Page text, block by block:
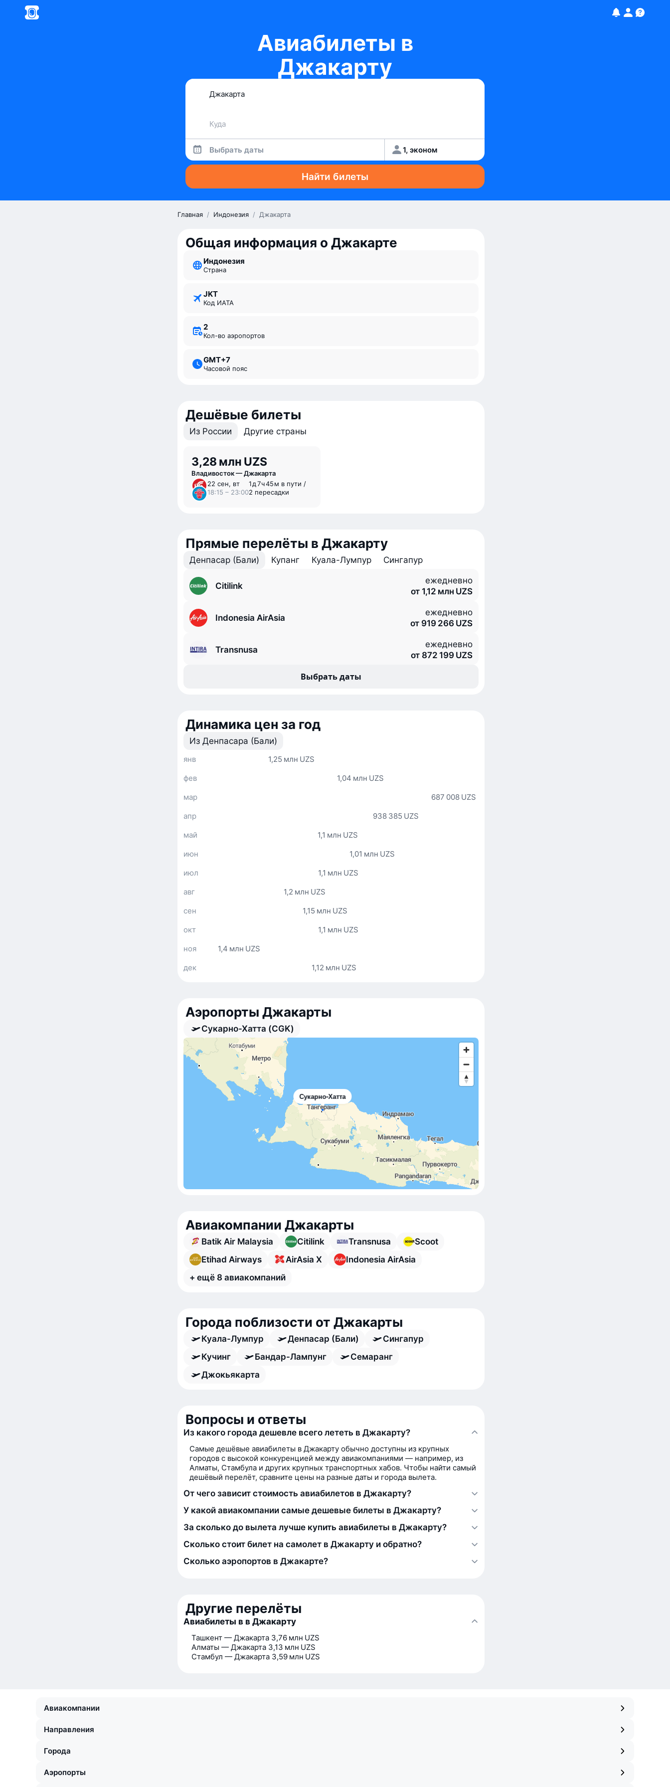
Авиабилеты в
Джакарту
Выбрать даты 1, эконом
Найти билеты
Главная / Индонезия / Джакарта
Общая информация о Джакарте
Индонезия
Страна
JKT
Код ИАТА
2
Кол-во аэропортов
GMT+7
Часовой пояс
Дешёвые билеты
Из России Другие страны
3,28 млн UZS
Владивосток — Джакарта
22 сен, вт
18:15 – 23:00
1 ⁠д 7 ⁠ч 45 ⁠м в пути /
2 пересадки
Прямые перелёты в Джакарту
Денпасар (Бали) Купанг Куала-Лумпур Сингапур
Citilink
ежедневно
от 1,12 млн UZS
Indonesia AirAsia
ежедневно
от 919 266 UZS
Transnusa
ежедневно
от 872 199 UZS
Выбрать даты
Динамика цен за год
Из Денпасара (Бали)
1,25 млн UZS
янв
1,04 млн UZS
фев
687 008 UZS
мар
938 385 UZS
апр
1,1 млн UZS
май
1,01 млн UZS
июн
1,1 млн UZS
июл
1,2 млн UZS
авг
1,15 млн UZS
сен
1,1 млн UZS
окт
1,4 млн UZS
ноя
1,12 млн UZS
дек
Аэропорты Джакарты
Сукарно-Хатта (CGK)
Сукарно-Хатта
Авиакомпании Джакарты
Batik Air Malaysia Citilink Transnusa
Scoot
Etihad Airways
AirAsia X
Indonesia AirAsia
+ ещё 8 авиакомпаний
Города поблизости от Джакарты
Куала-Лумпур Денпасар (Бали)
Сингапур
Кучинг
Бандар-Лампунг
Семаранг
Джокьякарта
Вопросы и ответы
Из какого города дешевле всего лететь в Джакарту?
Самые дешёвые авиабилеты в Джакарту обычно доступны из крупных
городов с высокой конкуренцией между авиакомпаниями — например, из
Алматы, Стамбула и других крупных транспортных хабов. Чтобы найти самый
дешёвый перелёт, сравните цены на разные даты и города вылета.
От чего зависит стоимость авиабилетов в Джакарту?
У какой авиакомпании самые дешевые билеты в Джакарту?
За сколько до вылета лучше купить авиабилеты в Джакарту?
Сколько стоит билет на самолет в Джакарту и обратно?
Сколько аэропортов в Джакарте?
Другие перелёты
Авиабилеты в в Джакарту
Ташкент — Джакарта 3,76 млн UZS
Алматы — Джакарта 3,13 млн UZS
Стамбул — Джакарта 3,59 млн UZS
Авиакомпании
Направления
Города
Аэропорты